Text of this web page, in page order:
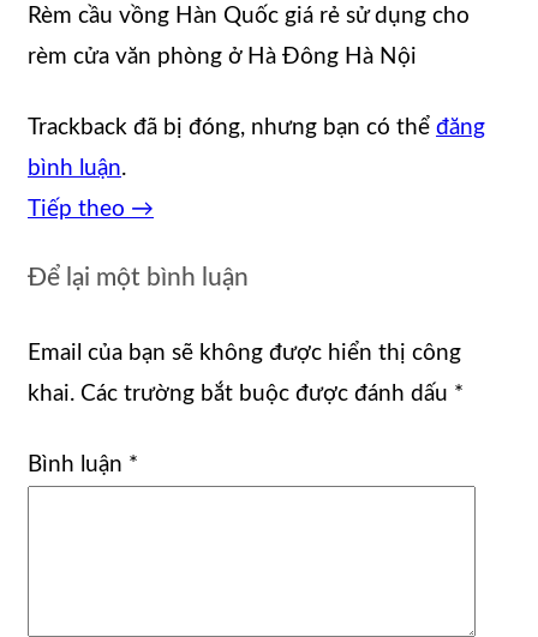
Rèm cầu vồng Hàn Quốc giá rẻ sử dụng cho
rèm cửa văn phòng ở Hà Đông Hà Nội
Trackback đã bị đóng, nhưng bạn có thể đăng
bình luận.
Tiếp theo →
Để lại một bình luận
Email của bạn sẽ không được hiển thị công
khai. Các trường bắt buộc được đánh dấu *
Bình luận *